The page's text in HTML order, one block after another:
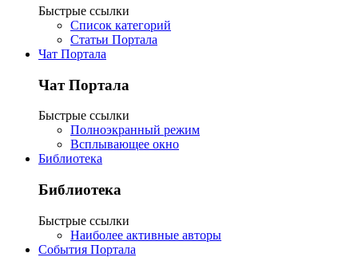
Быстрые ссылки
Список категорий
Статьи Портала
Чат Портала
Чат Портала
Быстрые ссылки
Полноэкранный режим
Всплывающее окно
Библиотека
Библиотека
Быстрые ссылки
Наиболее активные авторы
События Портала